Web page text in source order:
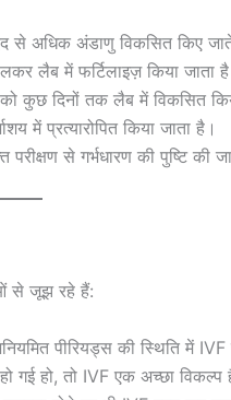
से अधिक अंडाणु विकसित किए
लैब में फर्टिलाइज़ किया जाता
कुछ दिनों तक लैब में विकसित
में प्रत्यारोपित किया जाता है।
परीक्षण से गर्भधारण की पुष्टि की
से जूझ रहे हैं:
पीरियड्स की स्थिति में
गई हो, तो IVF एक अच्छा विकल्प